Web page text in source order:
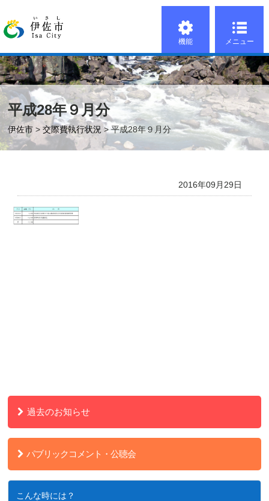
機能 メニュー
平成28年９月分
伊佐市 >交際費執行状況 > 平成28年９月分
2016年09月29日
過去のお知らせ
パブリックコメント・公聴会
こんな時には？